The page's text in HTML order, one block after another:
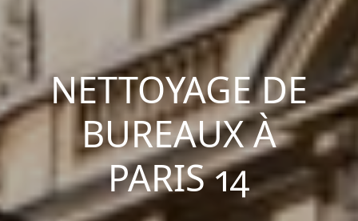
NETTOYAGE DE
BUREAUX À
PARIS 14